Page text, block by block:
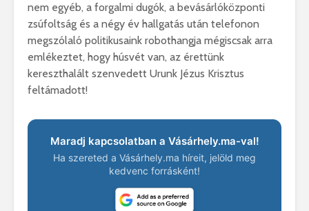
nem egyéb, a forgalmi dugók, a bevásárlóközponti
zsúfoltság és a négy év hallgatás után telefonon
megszólaló politikusaink robothangja mégiscsak arra
emlékeztet, hogy húsvét van, az érettünk
kereszthalált szenvedett Urunk Jézus Krisztus
feltámadott!
Maradj kapcsolatban a Vásárhely.ma-val!
Ha szereted a Vásárhely.ma híreit, jelöld meg
kedvenc forrásként!